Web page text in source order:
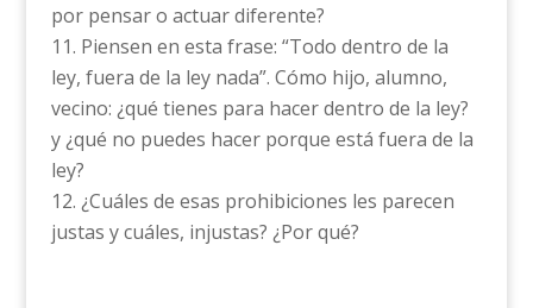
por pensar o actuar diferente?
Piensen en esta frase: “Todo dentro de la
ley, fuera de la ley nada”. Cómo hijo, alumno,
vecino: ¿qué tienes para hacer dentro de la ley?
y ¿qué no puedes hacer porque está fuera de la
ley?
¿Cuáles de esas prohibiciones les parecen
justas y cuáles, injustas? ¿Por qué?